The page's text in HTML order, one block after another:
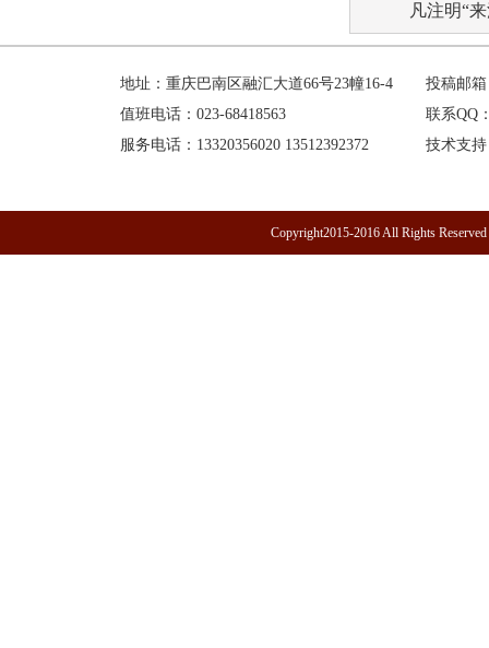
凡注明“
地址：重庆巴南区融汇大道66号23幢16-4
值班电话：023-68418563
服务电话：13320356020 13512392372
投稿邮箱
联系QQ
技术支
Copyright2015-2016 All Rights